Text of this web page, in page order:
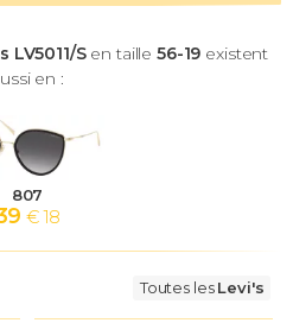
LV5011/Sen taille56-19 existent
en :
807
€ 18
Toutes lesLevi's